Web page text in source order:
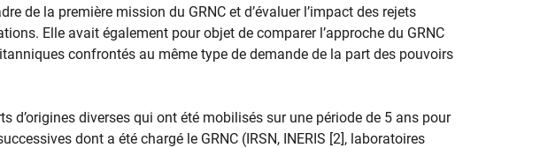
de la première mission du GRNC et d’évaluer l’impact des rejets
Elle avait également pour objet de comparer l’approche du GRNC
confrontés au même type de demande de la part des pouvoirs
d’origines diverses qui ont été mobilisés sur une période de 5 ans pour
dont a été chargé le GRNC (IRSN, INERIS [2], laboratoires